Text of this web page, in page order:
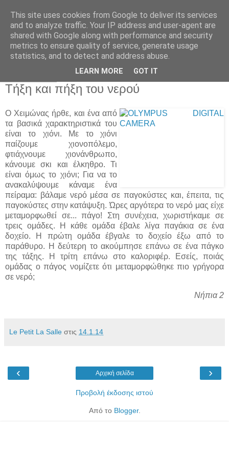
Παιδικός Σταθμός-
Νηπιαγωγείο "ΔΕΛΑΣΑΛ"
Τήξη και πήξη του νερού
Ο Χειμώνας ήρθε, και ένα από
τα βασικά χαρακτηριστικά του
είναι το χιόνι. Με το χιόνι
παίζουμε χιονοπόλεμο,
φτιάχνουμε χιονάνθρωπο,
κάνουμε σκι και έλκηθρο. Τι
είναι όμως το χιόνι; Για να το
ανακαλύψουμε κάναμε ένα
πείραμα: βάλαμε νερό μέσα σε παγοκύστες και, έπειτα, τις
παγοκύστες στην κατάψυξη. Ώρες αργότερα το νερό μας είχε
μεταμορφωθεί σε... πάγο! Στη συνέχεια, χωριστήκαμε σε
τρεις ομάδες. Η κάθε ομάδα έβαλε λίγα παγάκια σε ένα
δοχείο. Η πρώτη ομάδα έβγαλε το δοχείο έξω από το
παράθυρο. Η δεύτερη το ακούμπησε επάνω σε ένα πάγκο
της τάξης. Η τρίτη επάνω στο καλοριφέρ. Εσείς, ποιάς
ομάδας ο πάγος νομίζετε ότι μεταμορφώθηκε πιο γρήγορα
σε νερό;
Νήπια 2
Le Petit La Salle στις 14.1.14
‹ ›
Αρχική σελίδα
Προβολή έκδοσης ιστού
Από το Blogger.
This site uses cookies from Google to deliver its services
and to analyze traffic. Your IP address and user-agent are
shared with Google along with performance and security
metrics to ensure quality of service, generate usage
statistics, and to detect and address abuse.
LEARN MORE GOT IT